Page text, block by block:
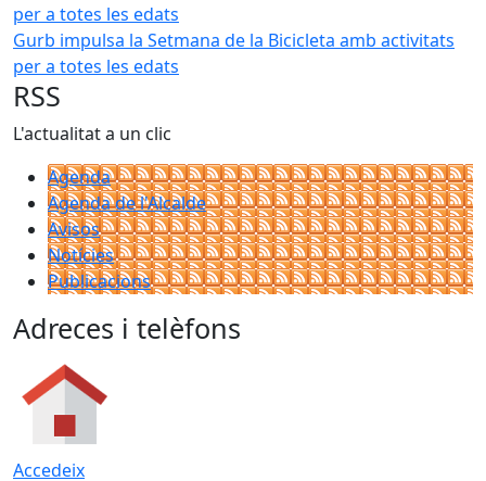
Gurb impulsa la Setmana de la Bicicleta amb activitats
per a totes les edats
RSS
L'actualitat a un clic
Agenda
Agenda de l'Alcalde
Avisos
Notícies
Publicacions
Adreces i telèfons
Accedeix